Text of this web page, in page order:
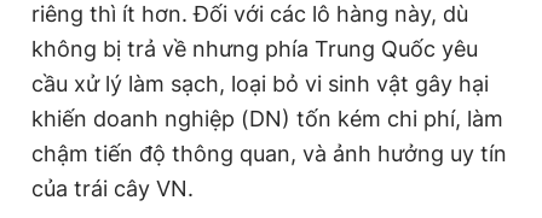
Hotline
0906 645 777
Liên hệ quảng cáo
0908 780 404
Đặt báo Quảng cáo RSS Tòa soạn Chính sách bảo
Tổng biên tập: Nguyễn Ngọc Toàn
Phó tổng biên tập thường trực: Hải Thành
riêng thì ít hơn. Đối với các lô hàng này, dù
không bị trả về nhưng phía Trung Quốc yêu
cầu xử lý làm sạch, loại bỏ vi sinh vật gây hại
khiến doanh nghiệp (DN) tốn kém chi phí, làm
chậm tiến độ thông quan, và ảnh hưởng uy tín
của trái cây VN.